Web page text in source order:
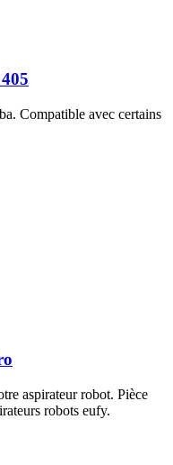
Compatible avec certains
aspirateur robot. Pièce
robots eufy.